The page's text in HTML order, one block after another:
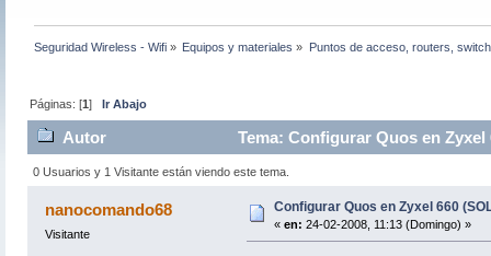
Seguridad Wireless - Wifi » Equipos y materiales » Puntos de acceso, routers,
Páginas: [1]Ir Abajo
Autor Tema: Configurar Quos en
0 Usuarios y 1 Visitante están viendo este tema.
nanocomando68
Visitante
Configurar Quos en Zyxel 660
« en: 24-02-2008, 11:13 (Domingo) »